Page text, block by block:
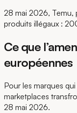
28 mai 2026, Temu,
produits illégaux :
Ce que
européennes
Pour les marques
marketplaces
28 mai 2026.